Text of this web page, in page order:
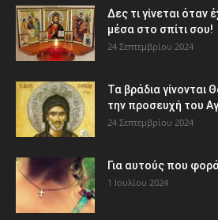
Δες τι γίνεται όταν
μέσα στο σπίτι σου!
24 Σεπτεμβρίου 2024
Τα βράδια γίνονται
την προσευχή του
24 Σεπτεμβρίου 2024
Για αυτούς που
1 Ιουλίου 2024